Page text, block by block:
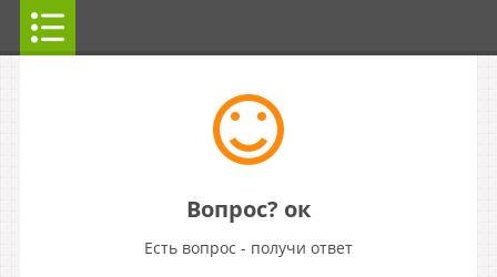
Вопрос? ок
Есть вопрос - получи ответ